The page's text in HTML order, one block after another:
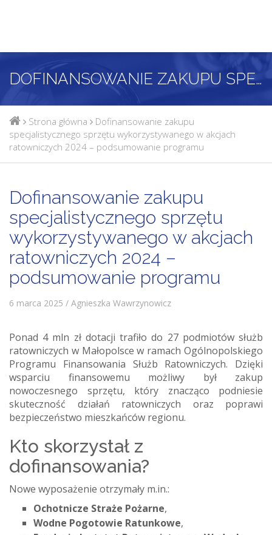
DOFINANSOWANIE ZAKUPU SPECJALISTYCZNEGO SPRZĘTU WYKORZYSTYWANEGO W AKCJACH RATOWNICZYCH 2024 – PODSUMOWANIE PROGRAMU
Strona główna
Dofinansowanie zakupu
specjalistycznego sprzętu wykorzystywanego w akcjach
ratowniczych 2024 – podsumowanie programu
Dofinansowanie zakupu
specjalistycznego sprzętu
wykorzystywanego w akcjach
ratowniczych 2024 –
podsumowanie programu
6 marca 2025 / Agnieszka Wawrzynowicz
Ponad 4 mln zł dotacji trafiło do 27 podmiotów służb
ratowniczych w Małopolsce w ramach Ogólnopolskiego
Programu Finansowania Służb Ratowniczych. Dzięki
wsparciu finansowemu możliwy był zakup
nowoczesnego sprzętu, który znacząco podniesie
skuteczność działań ratowniczych oraz poprawi
bezpieczeństwo mieszkańców regionu.
Kto skorzystał z
dofinansowania?
Nowe wyposażenie otrzymały m.in.:
Ochotnicze Straże Pożarne,
Wodne Pogotowie Ratunkowe,